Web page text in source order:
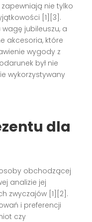
nie tylko
[1][3].
jubileuszu, a
akcesoria, które
wygody z
był nie
wykorzystywany
dla
obchodzącej
analizie jej
zwyczajów [1][2].
i preferencji
czy